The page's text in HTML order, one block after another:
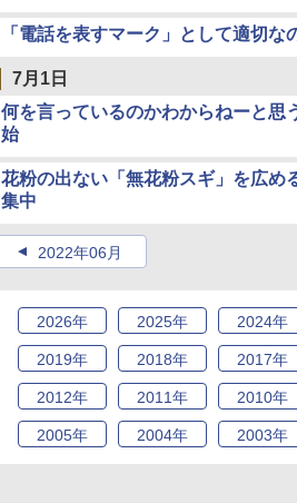
「電話を表すマーク」として適切
7月1日
何を言っているのかわからねーと
始
花粉の出ない「無花粉スギ」を広め
集中
2022年06月
2026年 2025年 2024年
2019年 2018年 2017年
2012年 2011年 2010年
2005年 2004年 2003年